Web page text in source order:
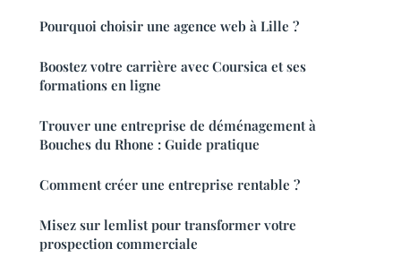
Pourquoi choisir une agence web à Lille ?
Boostez votre carrière avec Coursica et ses
formations en ligne
Trouver une entreprise de déménagement à
Bouches du Rhone : Guide pratique
Comment créer une entreprise rentable ?
Misez sur lemlist pour transformer votre
prospection commerciale